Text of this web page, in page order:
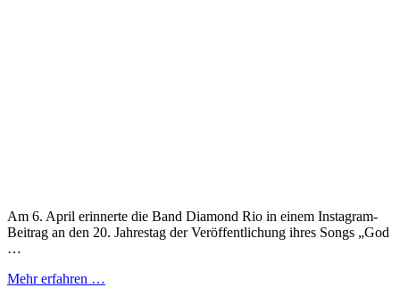
Am 6. April erinnerte die Band Diamond Rio in einem Instagram-
Beitrag an den 20. Jahrestag der Veröffentlichung ihres Songs „God
…
Mehr erfahren …